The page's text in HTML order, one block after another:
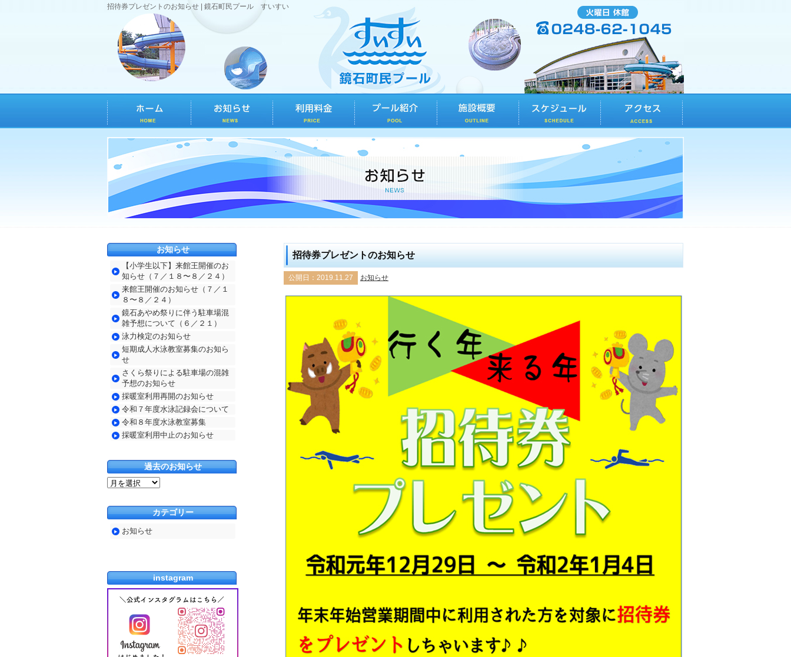
招待券プレゼントのお知らせ | 鏡石町民プール すいすい
招待券プレゼントのお知らせ
公開日：2019.11.27 お知らせ
お知らせ
【小学生以下】来館王開催のお
知らせ（７／１８〜８／２４）
来館王開催のお知らせ（７／１
８〜８／２４）
鏡石あやめ祭りに伴う駐車場混
雑予想について（６／２１）
泳力検定のお知らせ
短期成人水泳教室募集のお知ら
せ
さくら祭りによる駐車場の混雑
予想のお知らせ
採暖室利用再開のお知らせ
令和７年度水泳記録会について
令和８年度水泳教室募集
採暖室利用中止のお知らせ
過去のお知らせ
過
の
お
知
カテゴリー
お知らせ
instagram